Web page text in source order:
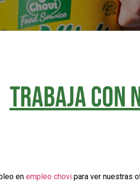
TRABAJA CON
en empleo chovipara ver nuestras